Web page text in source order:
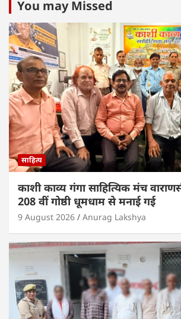
s
A
p
p
e
b
o
o
k
er e
dI
n
You may Missed
साहित्य
काशी काव्य गंगा साहित्यिक मंच
208 वीं गोष्ठी धूमधाम से मनाई गई
9 August 2026 Anurag Lakshya